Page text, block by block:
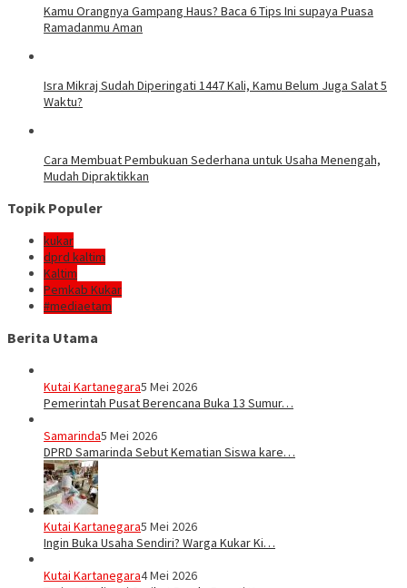
Kamu Orangnya Gampang Haus? Baca 6 Tips Ini supaya Puasa
Ramadanmu Aman
Isra Mikraj Sudah Diperingati 1447 Kali, Kamu Belum Juga Salat 5
Waktu?
Cara Membuat Pembukuan Sederhana untuk Usaha Menengah,
Mudah Dipraktikkan
Topik Populer
kukar
dprd kaltim
Kaltim
Pemkab Kukar
#mediaetam
Berita Utama
Kutai Kartanegara5 Mei 2026
Pemerintah Pusat Berencana Buka 13 Sumur…
Samarinda5 Mei 2026
DPRD Samarinda Sebut Kematian Siswa kare…
Kutai Kartanegara5 Mei 2026
Ingin Buka Usaha Sendiri? Warga Kukar Ki…
Kutai Kartanegara4 Mei 2026